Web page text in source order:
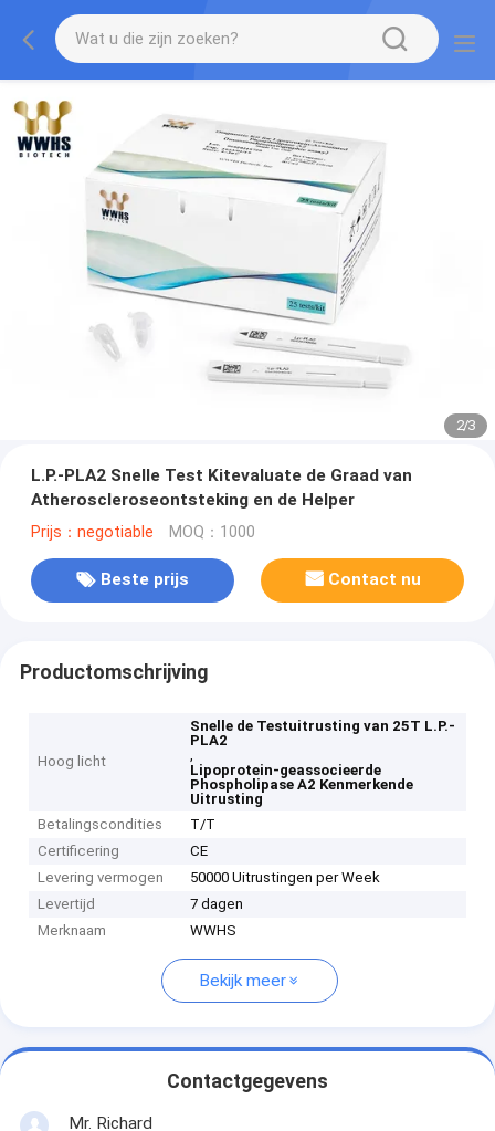
2/3
L.P.-PLA2 Snelle Test Kitevaluate de Graad van
Atheroscleroseontsteking en de Helper
Prijs：negotiable MOQ：1000
Beste prijs Contact nu
Productomschrijving
Hoog licht
Snelle de Testuitrusting van 25T L.P.-
PLA2
,
Lipoprotein-geassocieerde
Phospholipase A2 Kenmerkende
Uitrusting
Betalingscondities
T/T
Certificering
CE
Levering vermogen
50000 Uitrustingen per Week
Levertijd
7 dagen
Merknaam
WWHS
Bekijk meer
Contactgegevens
Mr. Richard